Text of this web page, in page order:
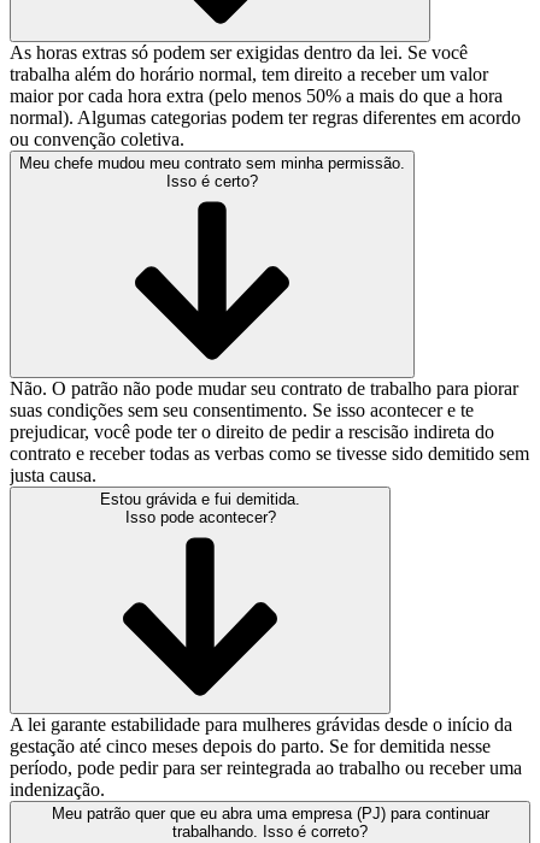
As horas extras só podem ser exigidas dentro da lei. Se você
trabalha além do horário normal, tem direito a receber um valor
maior por cada hora extra (pelo menos 50% a mais do que a hora
normal). Algumas categorias podem ter regras diferentes em acordo
ou convenção coletiva.
Meu chefe mudou meu contrato sem minha permissão.
Isso é certo?
Não. O patrão não pode mudar seu contrato de trabalho para piorar
suas condições sem seu consentimento. Se isso acontecer e te
prejudicar, você pode ter o direito de pedir a rescisão indireta do
contrato e receber todas as verbas como se tivesse sido demitido sem
justa causa.
Estou grávida e fui demitida.
Isso pode acontecer?
A lei garante estabilidade para mulheres grávidas desde o início da
gestação até cinco meses depois do parto. Se for demitida nesse
período, pode pedir para ser reintegrada ao trabalho ou receber uma
indenização.
Meu patrão quer que eu abra uma empresa (PJ) para continuar
trabalhando. Isso é correto?